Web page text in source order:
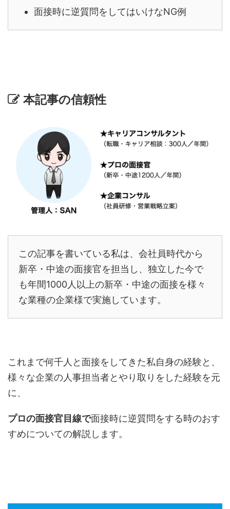
面接時に逆質問をしてはいけなNG例
本記事の信頼性
この記事を書いている私は、会社員時代から
新卒・中途の面接官を担当し、独立した今で
も年間1000人以上の新卒・中途の面接を様々
な業種の企業様で実施しています。
これまで何千人と面接をしてきた私自身の経験と、
様々な企業の人事担当者とやり取りをした経験を元
に、
プロの面接官目線で面接時に逆質問をする時のおす
すめについての解説します。